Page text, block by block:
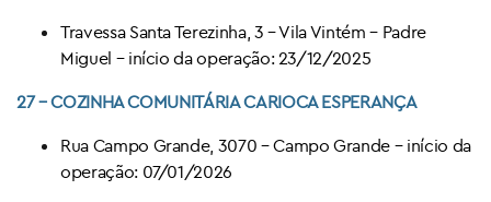
Travessa Santa Terezinha, 3 – Vila Vintém – Padre
Miguel – início da operação: 23/12/2025
27 –COZINHA COMUNITÁRIA CARIOCAESPERANÇA
Rua Campo Grande, 3070 – Campo Grande – início da
operação: 07/01/2026